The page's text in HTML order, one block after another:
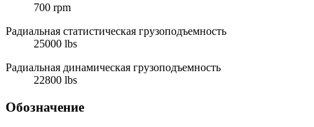
700 rpm
Радиальная статистическая грузоподъемность
25000 lbs
Радиальная динамическая грузоподъемность
22800 lbs
Обозначение